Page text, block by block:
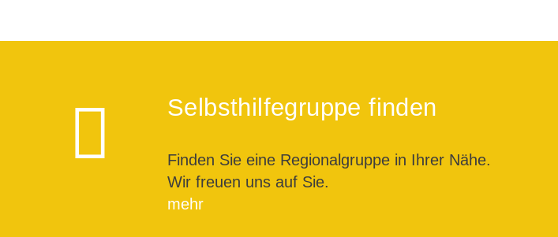
Selbsthilfegruppe finden
Finden Sie eine Regionalgruppe in Ihrer Nähe.
Wir freuen uns auf Sie.
mehr